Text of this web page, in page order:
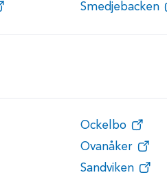
Smedjebacken
Ockelbo
Ovanåker
Sandviken